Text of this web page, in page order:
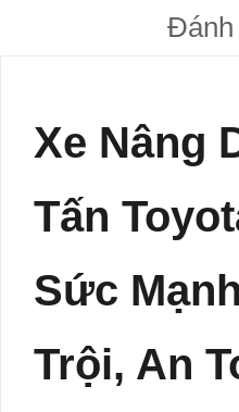
Đánh
Xe Nâng
Tấn
Sức
Trội, An